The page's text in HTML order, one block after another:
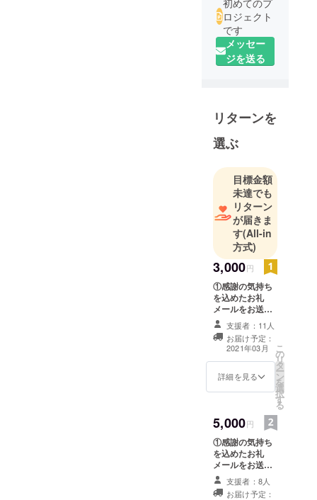
ロジェクト
です
メッセー
ジを送る
リターンを
選ぶ
目標金額
未達でも
リターン
が届きま
す(All-in
方式)
3,000円
①感謝の気持ち
を込めたお礼
メールをお送り
致します。
支援者：11人
お届け予定：
2021年03月
詳細を見る
こ
の
リ
タ
ー
ン
を
選
択
す
る
5,000円
①感謝の気持ち
を込めたお礼
メールをお送り
致します。 ②開
発進捗や成果な
支援者：8人
お届け予定：